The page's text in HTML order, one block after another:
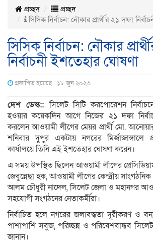
প্রচ্ছদ
প্রচ্ছদ
সিসিক নির্বাচন: নৌকার প্রার্থীর ২১ দফা
সিসিক নির্বাচন: নৌকার
নির্বাচনী ইশতেহার ঘোষণা
প্রকাশিত হয়েছে : ১৮ জুন ২০২৩
দেশ ডেস্ক::সিলেট সিটি করপোরেশন
হওয়ার কয়েকদিন আগে নিজের ২১ দফা
করলেন আওয়ামী লীগের মেয়র প্রার্থী মো.
শনিবার দুপুর একটায় নগরের মির্জাজাঙ্গালে
কার্যালয়ে তিনি এই ইশতেহার ঘোষণা করেন।
এ সময় উপস্থিত ছিলেন আওয়ামী লীগের
জেবুন্নেছা হক, আওয়ামী লীগের কেন্দ্রীয়
আলম চৌধুরী নাদেল, সিলেট জেলা ও মহানগর
সহযোগী সংগঠনের নেতাকর্মীরা।
নির্বাচিত হলে নগরের জলাবদ্ধতা দূরীকরণ ও
পাশাপাশি সবুজ, পরিচ্ছন্ন ও পরিবেশবান্ধব
জানান।